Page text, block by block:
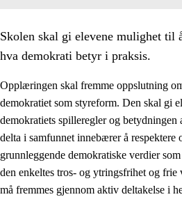
1. Opplæringens verdigrunnlag
Skolen skal gi elevene mulighet
hva demokrati betyr i praksis.
Opplæringen skal fremme oppslutning
demokratiet som styreform. Den skal gi
demokratiets spilleregler og betydningen
delta i samfunnet innebærer å respektere
grunnleggende demokratiske verdier
den enkeltes tros- og ytringsfrihet og
må fremmes gjennom aktiv deltakelse i